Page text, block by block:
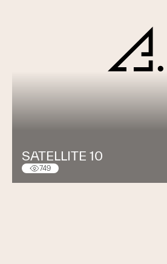
SATELLITE 10
749